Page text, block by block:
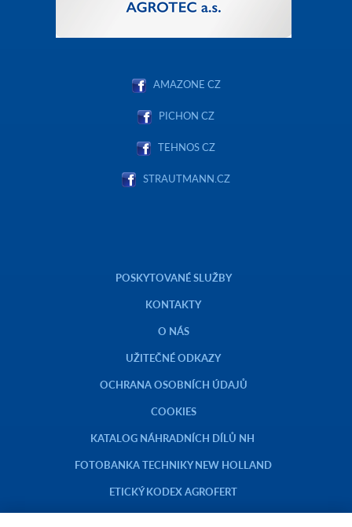
AMAZONE CZ
PICHON CZ
TEHNOS CZ
STRAUTMANN.CZ
POSKYTOVANÉ SLUŽBY
KONTAKTY
O NÁS
UŽITEČNÉ ODKAZY
OCHRANA OSOBNÍCH ÚDAJŮ
COOKIES
KATALOG NÁHRADNÍCH DÍLŮ NH
FOTOBANKA TECHNIKY NEW HOLLAND
ETICKÝ KODEX AGROFERT